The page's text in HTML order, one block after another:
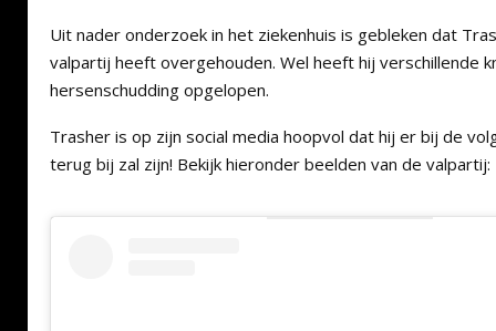
Uit nader onderzoek in het ziekenhuis is gebleken dat
valpartij heeft overgehouden. Wel heeft hij verschillende
hersenschudding opgelopen.
Trasher is op zijn social media hoopvol dat hij er bij de
terug bij zal zijn! Bekijk hieronder beelden van de valpartij: